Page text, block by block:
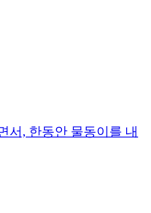
서, 한동안 물동이를 내